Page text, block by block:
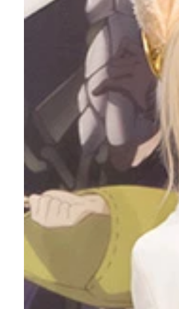
Ａ子さんは自宅でのゲームプ